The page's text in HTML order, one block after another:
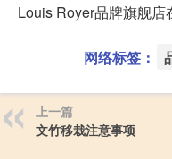
Louis Royer品牌旗舰店
网络标签：
上一篇
文竹移栽注意事项